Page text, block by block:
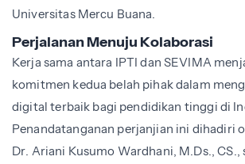
Universitas Mercu Buana.
Perjalanan Menuju Kolaborasi
Kerja sama antara IPTI dan SEVIMA
komitmen kedua belah pihak dalam
digital terbaik bagi pendidikan tinggi di
Penandatanganan perjanjian ini dihadiri
Dr. Ariani Kusumo Wardhani, M.Ds., CS.,